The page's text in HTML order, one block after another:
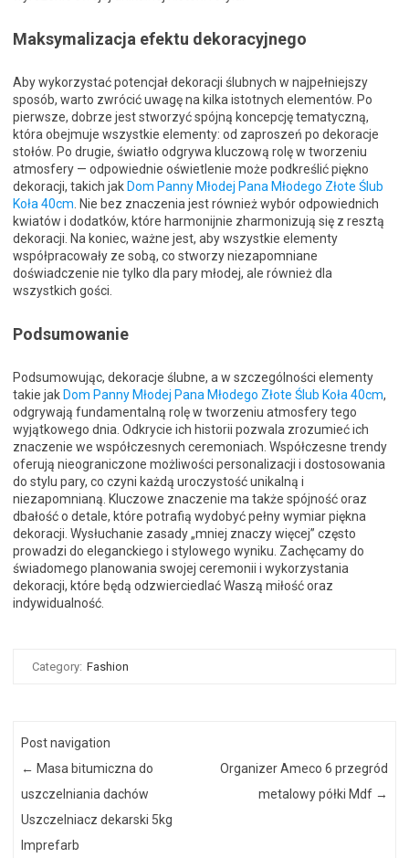
Maksymalizacja efektu dekoracyjnego
Aby wykorzystać potencjał dekoracji ślubnych w najpełniejszy
sposób, warto zwrócić uwagę na kilka istotnych elementów. Po
pierwsze, dobrze jest stworzyć spójną koncepcję tematyczną,
która obejmuje wszystkie elementy: od zaproszeń po dekoracje
stołów. Po drugie, światło odgrywa kluczową rolę w tworzeniu
atmosfery — odpowiednie oświetlenie może podkreślić piękno
dekoracji, takich jak Dom Panny Młodej Pana Młodego Złote Ślub
Koła 40cm. Nie bez znaczenia jest również wybór odpowiednich
kwiatów i dodatków, które harmonijnie zharmonizują się z resztą
dekoracji. Na koniec, ważne jest, aby wszystkie elementy
współpracowały ze sobą, co stworzy niezapomniane
doświadczenie nie tylko dla pary młodej, ale również dla
wszystkich gości.
Podsumowanie
Podsumowując, dekoracje ślubne, a w szczególności elementy
takie jak Dom Panny Młodej Pana Młodego Złote Ślub Koła 40cm,
odgrywają fundamentalną rolę w tworzeniu atmosfery tego
wyjątkowego dnia. Odkrycie ich historii pozwala zrozumieć ich
znaczenie we współczesnych ceremoniach. Współczesne trendy
oferują nieograniczone możliwości personalizacji i dostosowania
do stylu pary, co czyni każdą uroczystość unikalną i
niezapomnianą. Kluczowe znaczenie ma także spójność oraz
dbałość o detale, które potrafią wydobyć pełny wymiar piękna
dekoracji. Wysłuchanie zasady „mniej znaczy więcej” często
prowadzi do eleganckiego i stylowego wyniku. Zachęcamy do
świadomego planowania swojej ceremonii i wykorzystania
dekoracji, które będą odzwierciedlać Waszą miłość oraz
indywidualność.
Category: Fashion
Post navigation
← Masa bitumiczna do
uszczelniania dachów
Uszczelniacz dekarski 5kg
Imprefarb
Organizer Ameco 6 przegród
metalowy półki Mdf →